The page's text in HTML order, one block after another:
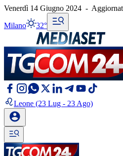
Venerdì 14 Giugno 2024 -
Milano 32°
Leone (23 Lug - 23 Ago)